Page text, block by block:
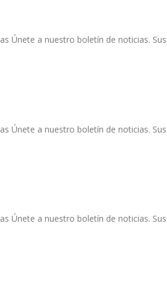
Únete a nuestro boletín de noticias.
Únete a nuestro boletín de noticias.
Únete a nuestro boletín de noticias.